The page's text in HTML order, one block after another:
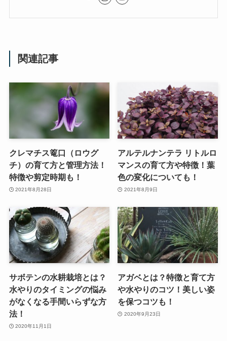
関連記事
クレマチス篭口（ロウグ
チ）の育て方と管理方法！
特徴や剪定時期も！
2021年8月28日
アルテルナンテラ リトルロ
マンスの育て方や特徴！葉
色の変化についても！
2021年8月9日
サボテンの水耕栽培とは？
水やりのタイミングの悩み
がなくなる手間いらずな方
法！
2020年11月1日
アガベとは？特徴と育て方
や水やりのコツ！美しい姿
を保つコツも！
2020年9月23日